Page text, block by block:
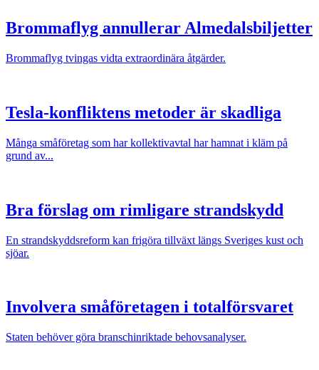
Brommaflyg annullerar Almedalsbiljetter
Brommaflyg tvingas vidta extraordinära åtgärder.
Tesla-konfliktens metoder är skadliga
Många småföretag som har kollektivavtal har hamnat i kläm på
grund av...
Bra förslag om rimligare strandskydd
En strandskyddsreform kan frigöra tillväxt längs Sveriges kust och
sjöar.
Involvera småföretagen i totalförsvaret
Staten behöver göra branschinriktade behovsanalyser.